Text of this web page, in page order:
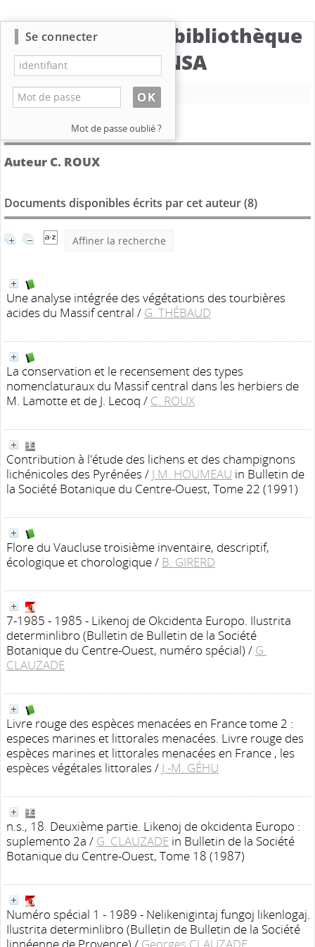
Catalogue de la bibliothèque
du CBNSA
Nouvelle recherche
Détail de l'auteur
Auteur C. ROUX
Documents disponibles écrits par cet auteur (8)
Affiner la recherche
Une analyse intégrée des végétations des tourbières
acides du Massif central / G. THÉBAUD
La conservation et le recensement des types
nomenclaturaux du Massif central dans les herbiers de
M. Lamotte et de J. Lecoq / C. ROUX
Contribution à l'étude des lichens et des champignons
lichénicoles des Pyrénées / J.M. HOUMEAU in Bulletin de
la Société Botanique du Centre-Ouest, Tome 22 (1991)
Flore du Vaucluse troisième inventaire, descriptif,
écologique et chorologique/ B. GIRERD
7-1985 - 1985 - Likenoj de Okcidenta Europo. Ilustrita
determinlibro (Bulletin de Bulletin de la Société
Botanique du Centre-Ouest, numéro spécial) / G.
CLAUZADE
Livre rouge des espèces menacées en France tome 2 :
especes marines et littorales menacées. Livre rouge des
espèces marines et littorales menacées en France , les
espèces végétales littorales / J.-M. GÉHU
n.s., 18. Deuxième partie. Likenoj de okcidenta Europo :
suplemento 2a / G. CLAUZADE in Bulletin de la Société
Botanique du Centre-Ouest, Tome 18 (1987)
Numéro spécial 1 - 1989 - Nelikenigintaj fungoj likenlogaj.
Ilustrita determinlibro (Bulletin de Bulletin de la Société
Se connecter
Mot de passe oublié ?